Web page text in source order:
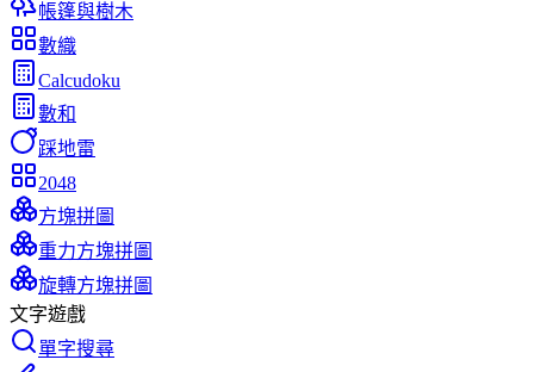
帳篷與樹木
數織
Calcudoku
數和
踩地雷
2048
方塊拼圖
重力方塊拼圖
旋轉方塊拼圖
文字遊戲
單字搜尋